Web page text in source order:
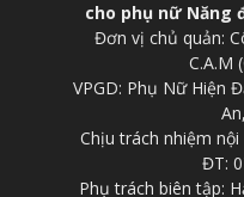
cho phụ nữ Năng
Đơn vị chủ quản:
C.A.M
VPGD: Phụ Nữ Hiện
Chịu trách nhiệm
ĐT:
Phụ trách biên tập: